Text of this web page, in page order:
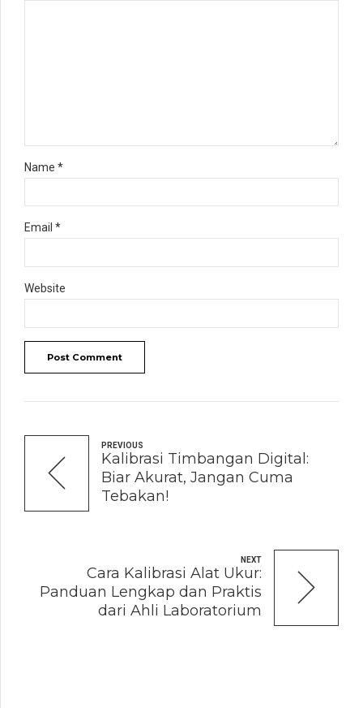
Name *
Email *
Website
Post Comment
PREVIOUS
Kalibrasi Timbangan Digital:
Biar Akurat, Jangan Cuma
Tebakan!
NEXT
Cara Kalibrasi Alat Ukur:
Panduan Lengkap dan Praktis
dari Ahli Laboratorium